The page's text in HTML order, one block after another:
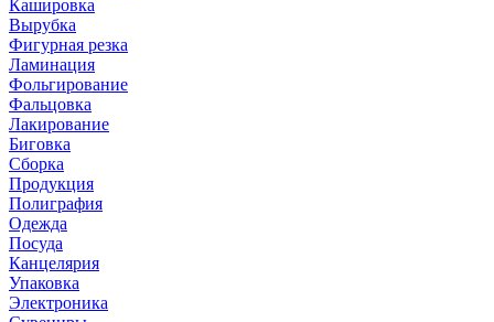
Кашировка
Вырубка
Фигурная резка
Ламинация
Фольгирование
Фальцовка
Лакирование
Биговка
Сборка
Продукция
Полиграфия
Одежда
Посуда
Канцелярия
Упаковка
Электроника